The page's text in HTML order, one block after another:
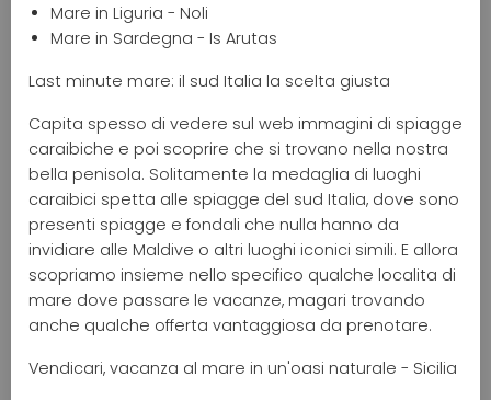
Mare in Liguria - Noli
Mare in Sardegna - Is Arutas
Last minute mare: il sud Italia la scelta giusta
Capita spesso di vedere sul web immagini di spiagge
caraibiche e poi scoprire che si trovano nella nostra
bella penisola. Solitamente la medaglia di luoghi
caraibici spetta alle spiagge del sud Italia, dove sono
presenti spiagge e fondali che nulla hanno da
invidiare alle Maldive o altri luoghi iconici simili. E allora
scopriamo insieme nello specifico qualche localita di
mare dove passare le vacanze, magari trovando
anche qualche offerta vantaggiosa da prenotare.
Vendicari, vacanza al mare in un'oasi naturale - Sicilia